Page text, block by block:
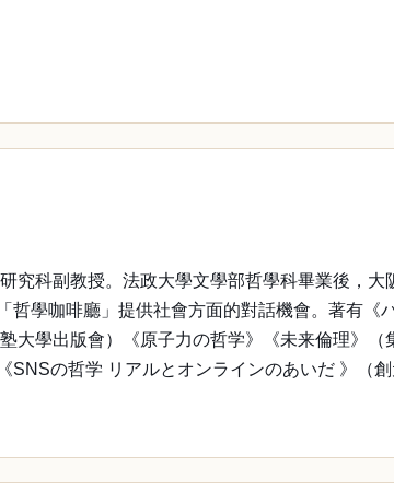
究科副教授。法政大學文學部哲學科畢業後，
學咖啡廳」提供社會方面的對話機會。著有
大學出版會）《原子力の哲学》《未来倫理》
の哲学 リアルとオンラインのあいだ 》（